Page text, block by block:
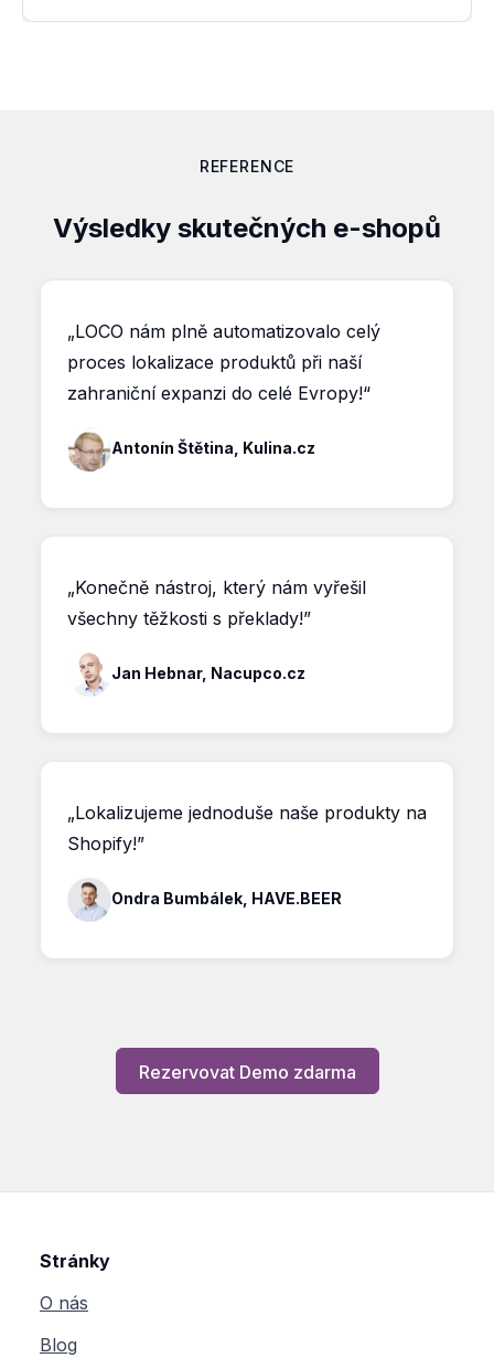
REFERENCE
Výsledky skutečných e-shopů
„LOCO nám plně automatizovalo celý
proces lokalizace produktů při naší
zahraniční expanzi do celé Evropy!“
Antonín Štětina, Kulina.cz
„Konečně nástroj, který nám vyřešil
všechny těžkosti s překlady!”
Jan Hebnar, Nacupco.cz
„Lokalizujeme jednoduše naše produkty na
Shopify!”
Ondra Bumbálek, HAVE.BEER
Rezervovat Demo zdarma
Stránky
O nás
Blog